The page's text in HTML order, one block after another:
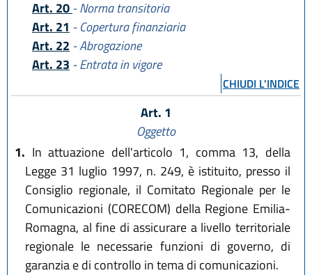
Art. 20 - Norma transitoria
Art. 21 - Copertura finanziaria
Art. 22 - Abrogazione
Art. 23 - Entrata in vigore
CHIUDI L'INDICE
Art. 1
Oggetto
1. In attuazione dell'articolo 1, comma 13, della
Legge 31 luglio 1997, n. 249, è istituito, presso il
Consiglio regionale, il Comitato Regionale per le
Comunicazioni (CORECOM) della Regione Emilia-
Romagna, al fine di assicurare a livello territoriale
regionale le necessarie funzioni di governo, di
garanzia e di controllo in tema di comunicazioni.